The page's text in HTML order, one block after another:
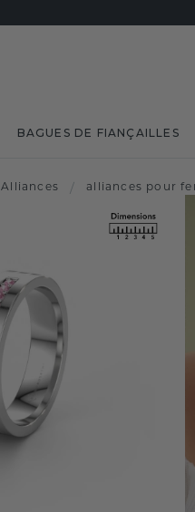
BAGUES DE FIANÇAILLES
Alliances / alliances pour